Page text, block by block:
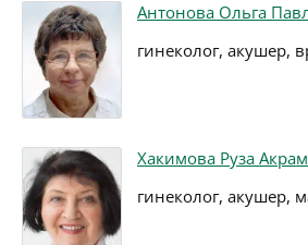
Антонова Ольга
гинеколог, акушер,
Хакимова Руза
гинеколог, акушер,